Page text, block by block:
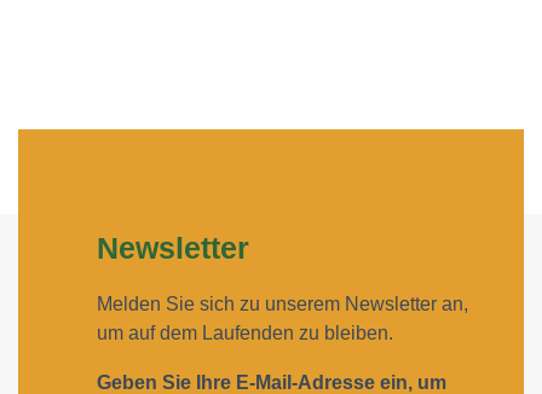
Newsletter
Melden Sie sich zu unserem Newsletter an,
um auf dem Laufenden zu bleiben.
Geben Sie Ihre E-Mail-Adresse ein, um